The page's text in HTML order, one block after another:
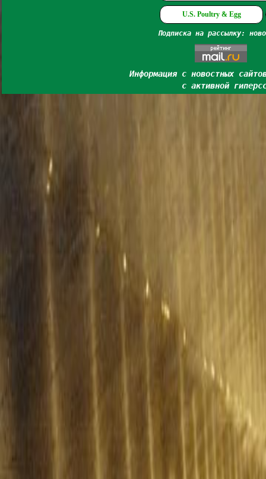
U.S. Poultry & Egg
Подписка на рассылку:
Информация с новостных
с активной